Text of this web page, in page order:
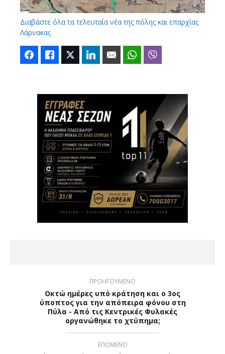
Διαβάστε όλα τα τελευταία νέα της πόλης και επαρχίας
Λάρνακας
FacebookLike Twitter LinkedIn Email WhatsApp
ΠΡΟΗΓΟΥΜΕΝΟ
Οκτώ ημέρες υπό κράτηση και ο 3ος
ύποπτος για την απόπειρα φόνου στη
Πύλα - Από τις Κεντρικές Φυλακές
οργανώθηκε το χτύπημα;
ΕΠΟΜΕΝΟ